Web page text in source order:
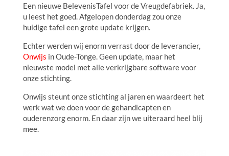
Een nieuwe BelevenisTafel voor de Vreugdefabriek. Ja,
u leest het goed. Afgelopen donderdag zou onze
huidige tafel een grote update krijgen.
Echter werden wij enorm verrast door de leverancier,
Onwijs in Oude-Tonge. Geen update, maar het
nieuwste model met alle verkrijgbare software voor
onze stichting.
Onwijs steunt onze stichting al jaren en waardeert het
werk wat we doen voor de gehandicapten en
ouderenzorg enorm. En daar zijn we uiteraard heel blij
mee.